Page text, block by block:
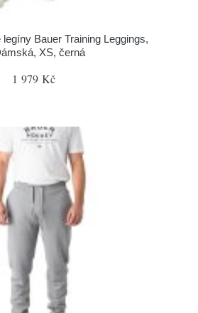
Bauer Training Leggings,
XS, černá
1 979 Kč